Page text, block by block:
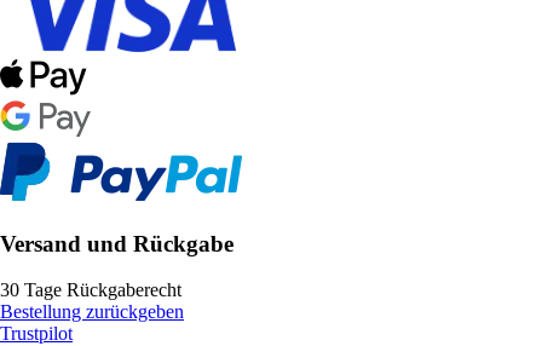
Versand und Rückgabe
30 Tage Rückgaberecht
Bestellung zurückgeben
Trustpilot